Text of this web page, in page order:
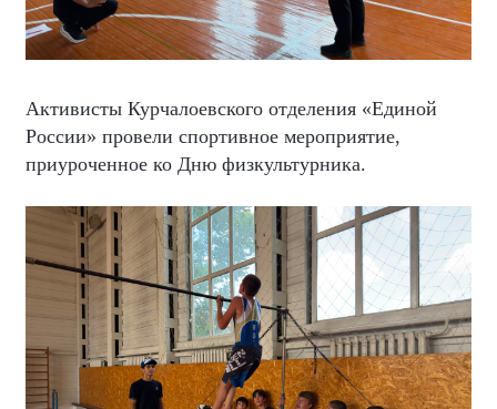
Активисты Курчалоевского отделения «Единой
России» провели спортивное мероприятие,
приуроченное ко Дню физкультурника.